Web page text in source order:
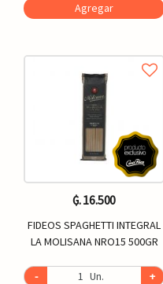
Agregar
₲. 16.500
FIDEOS SPAGHETTI INTEGRAL
LA MOLISANA NRO15 500GR
- Un. +